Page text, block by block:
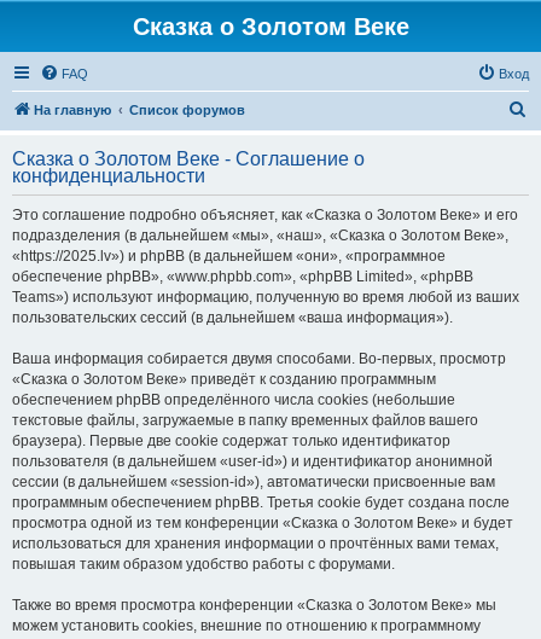
Сказка о Золотом Веке
FAQ Вход
На главную Список форумов
с
Сказка о Золотом Веке - Соглашение о
конфиденциальности
Это соглашение подробно объясняет, как «Сказка о Золотом Веке» и его
подразделения (в дальнейшем «мы», «наш», «Сказка о Золотом Веке»,
«https://2025.lv») и phpBB (в дальнейшем «они», «программное
обеспечение phpBB», «www.phpbb.com», «phpBB Limited», «phpBB
Teams») используют информацию, полученную во время любой из ваших
пользовательских сессий (в дальнейшем «ваша информация»).
Ваша информация собирается двумя способами. Во-первых, просмотр
«Сказка о Золотом Веке» приведёт к созданию программным
обеспечением phpBB определённого числа cookies (небольшие
текстовые файлы, загружаемые в папку временных файлов вашего
браузера). Первые две cookie содержат только идентификатор
пользователя (в дальнейшем «user-id») и идентификатор анонимной
сессии (в дальнейшем «session-id»), автоматически присвоенные вам
программным обеспечением phpBB. Третья cookie будет создана после
просмотра одной из тем конференции «Сказка о Золотом Веке» и будет
использоваться для хранения информации о прочтённых вами темах,
повышая таким образом удобство работы с форумами.
Также во время просмотра конференции «Сказка о Золотом Веке» мы
можем установить cookies, внешние по отношению к программному